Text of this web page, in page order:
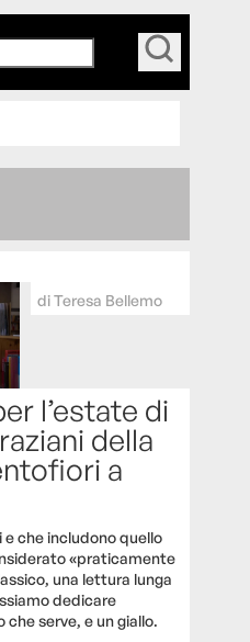
diTeresa Bellemo
l’estate di
della
a
e che includono quello
«praticamente
una lettura lunga
dedicare
serve, e un giallo.